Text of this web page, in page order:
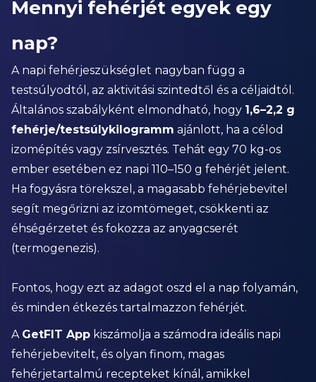
Mennyi fehérjét egyek egy
nap?
A napi fehérjeszükséglet nagyban függ a
testsúlyodtól, az aktivitási szintedtől és a céljaidtól.
Általános szabályként elmondható, hogy 1,6–2,2 g
fehérje/testsúlykilogramm ajánlott, ha a célod
izomépítés vagy zsírvesztés. Tehát egy 70 kg-os
ember esetében ez napi 110–150 g fehérjét jelent.
Ha fogyásra törekszel, a magasabb fehérjebevitel
segít megőrizni az izomtömeget, csökkenti az
éhségérzetet és fokozza az anyagcserét
(termogenezis).
Fontos, hogy ezt az adagot oszd el a nap folyamán,
és minden étkezés tartalmazzon fehérjét.
A GetFIT App kiszámolja a számodra ideális napi
fehérjebevitelt, és olyan finom, magas
fehérjetartalmú recepteket kínál, amikkel